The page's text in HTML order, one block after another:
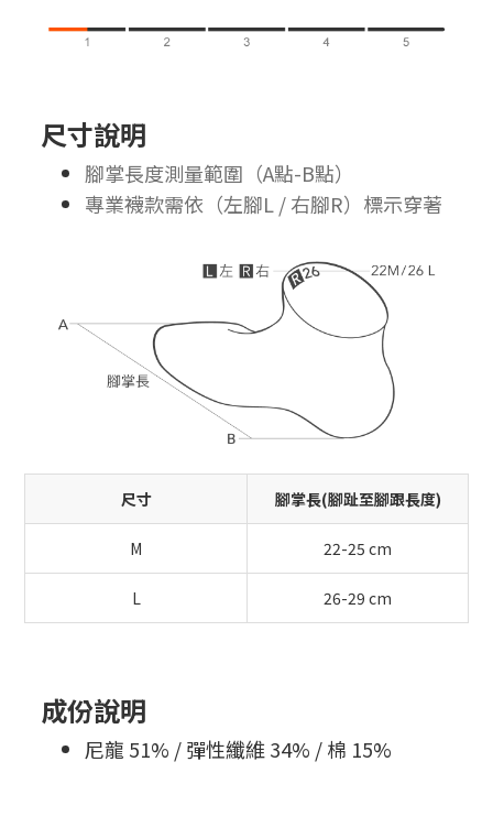
尺寸說明
腳掌長度測量範圍（A點-B點）
專業襪款需依（左腳L / 右腳R）標示穿著
尺寸 腳掌長(腳趾至腳跟長度)
M 22-25 cm
L 26-29 cm
成份說明
尼龍 51% / 彈性纖維 34% / 棉 15%